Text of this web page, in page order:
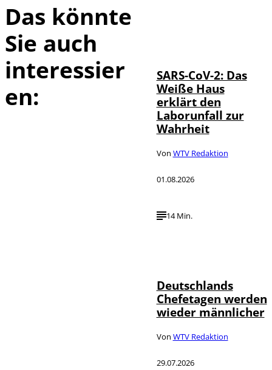
Das könnte
Sie auch
interessier
en:
SARS-CoV-2: Das
Weiße Haus
erklärt den
Laborunfall zur
Wahrheit
Von WTV Redaktion
01.08.2026
14 Min.
Deutschlands
Chefetagen werden
wieder männlicher
Von WTV Redaktion
29.07.2026